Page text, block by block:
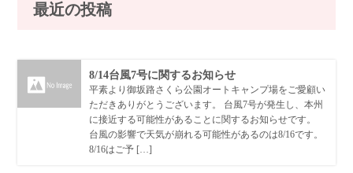
最近の投稿
8/14台風7号に関するお知らせ
平素より御坂路さくら公園オートキャンプ場をご愛顧い
ただきありがとうございます。 台風7号が発生し、本州
に接近する可能性があることに関するお知らせです。
台風の影響で天気が崩れる可能性があるのは8/16です。
8/16はご予 […]